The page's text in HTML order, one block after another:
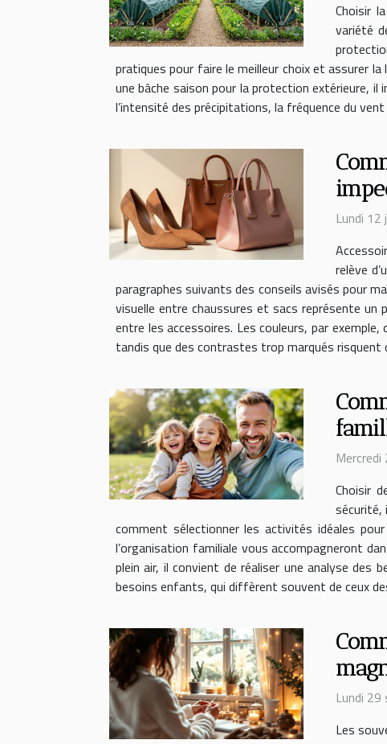
Choisir
variété
pratiques pour faire le meilleur choix et assurer
une bâche saison pour la protection extérieure, il
l’intensité des précipitations, la fréquence du
Lundi
relève
paragraphes suivants des conseils avisés pour
visuelle entre chaussures et sacs représente un
entre les accessoires. Les couleurs, par
tandis que des contrastes trop marqués risquent
Choisir
sécurité,
comment sélectionner les activités idéales
l’organisation familiale vous accompagneront
plein air, il convient de réaliser une analyse des
besoins enfants, qui diffèrent souvent de ceux
Lundi
Les